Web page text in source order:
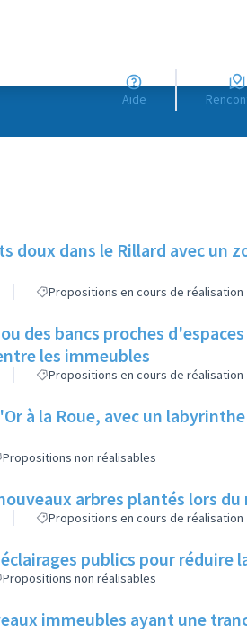
Aide
doux dans le Rillard avec un
Propositions en cours de réalisation
des bancs proches
les immeubles
Propositions en cours de réalisation
à la Roue, avec un
Propositions non réalisables
nouveaux arbres plantés lors
Propositions en cours de réalisation
publics pour
Propositions non réalisables
immeubles ayant une